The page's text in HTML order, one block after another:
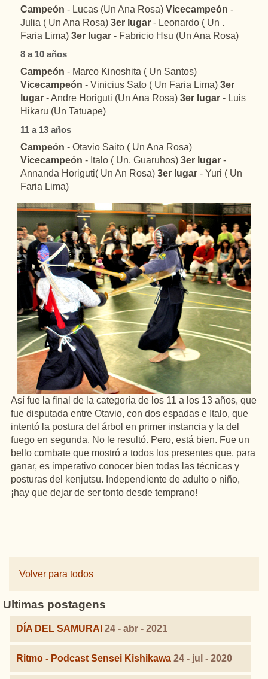
Campeón - Lucas (Un Ana Rosa) Vicecampeón -
Julia ( Un Ana Rosa) 3er lugar - Leonardo ( Un .
Faria Lima) 3er lugar - Fabricio Hsu (Un Ana Rosa)
8 a 10 años
Campeón - Marco Kinoshita ( Un Santos)
Vicecampeón - Vinicius Sato ( Un Faria Lima) 3er
lugar - Andre Horiguti (Un Ana Rosa) 3er lugar - Luis
Hikaru (Un Tatuape)
11 a 13 años
Campeón - Otavio Saito ( Un Ana Rosa)
Vicecampeón - Italo ( Un. Guaruhos) 3er lugar -
Annanda Horiguti( Un An Rosa) 3er lugar - Yuri ( Un
Faria Lima)
Así fue la final de la categoría de los 11 a los 13 años, que
fue disputada entre Otavio, con dos espadas e Italo, que
intentó la postura del árbol en primer instancia y la del
fuego en segunda. No le resultó. Pero, está bien. Fue un
bello combate que mostró a todos los presentes que, para
ganar, es imperativo conocer bien todas las técnicas y
posturas del kenjutsu. Independiente de adulto o niño,
¡hay que dejar de ser tonto desde temprano!
Volver para todos
Ultimas postagens
DÍA DEL SAMURAI 24 - abr - 2021
Ritmo - Podcast Sensei Kishikawa 24 - jul - 2020